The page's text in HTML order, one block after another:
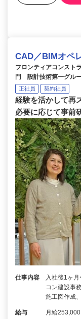
CAD／BIMオペ
フロンティアコンスト
門 設計技術第一グル
正社員 契約社員
経験を活かして再
必要に応じて事前
仕事内容
入社後1ヶ
コン建設事
施工図作成
給与
月給